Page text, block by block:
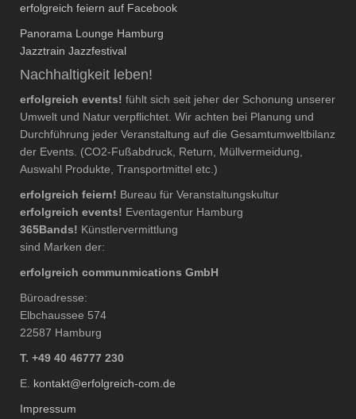
erfolgreich feiern auf Facebook
Panorama Lounge Hamburg
Jazztrain Jazzfestival
Nachhaltigkeit leben!
erfolgreich events! fühlt sich seit jeher der Schonung unserer
Umwelt und Natur verpflichtet. Wir achten bei Planung und
Durchführung jeder Veranstaltung auf die Gesamtumweltbilanz
der Events. (CO2-Fußabdruck, Return, Müllvermeidung,
Auswahl Produkte, Transportmittel etc.)
erfolgreich feiern! Bureau für Veranstaltungskultur
erfolgreich events! Eventagentur Hamburg
365Bands! Künstlervermittlung
sind Marken der:
erfolgreich communmications GmbH
Büroadresse:
Elbchaussee 574
22587 Hamburg
T. +49 40 46777 230
E. kontakt@erfolgreich-com.de
Impressum